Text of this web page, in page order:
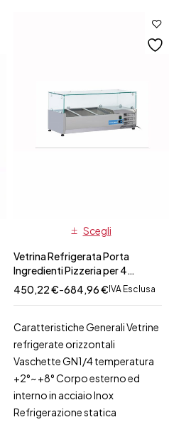
Scegli
Vetrina Refrigerata Porta
Ingredienti Pizzeria per 4
Vaschette GN1/4-misure varie-
prof. 330 mm
450,22€-684,96€ IVA Esclusa
Caratteristiche Generali Vetrine
refrigerate orizzontali
Vaschette GN1/4 temperatura
+2°~ +8° Corpo esterno ed
interno in acciaio Inox
Refrigerazione statica